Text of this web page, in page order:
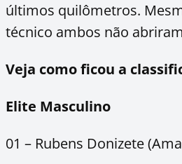
últimos quilômetros.
técnico ambos não
Veja como ficou a
Elite Masculino
01 – Rubens Donizete